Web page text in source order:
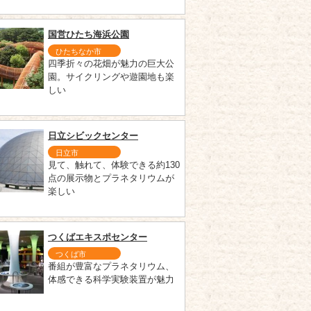
国営ひたち海浜公園
ひたちなか市
四季折々の花畑が魅力の巨大公
園。サイクリングや遊園地も楽
しい
日立シビックセンター
日立市
見て、触れて、体験できる約130
点の展示物とプラネタリウムが
楽しい
つくばエキスポセンター
つくば市
番組が豊富なプラネタリウム、
体感できる科学実験装置が魅力